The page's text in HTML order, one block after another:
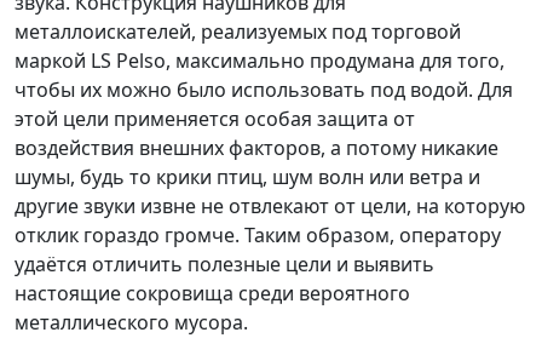
металлоискателей, реализуемых под торговой
маркой LS Pelso, максимально продумана для того,
чтобы их можно было использовать под водой. Для
этой цели применяется особая защита от
воздействия внешних факторов, а потому никакие
шумы, будь то крики птиц, шум волн или ветра и
другие звуки извне не отвлекают от цели, на которую
отклик гораздо громче. Таким образом, оператору
удаётся отличить полезные цели и выявить
настоящие сокровища среди вероятного
металлического мусора.